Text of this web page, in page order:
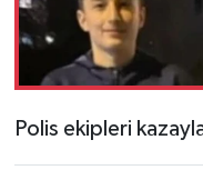
Polis ekipleri